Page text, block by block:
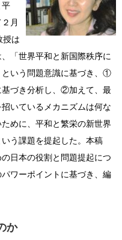
平
月
授は
「世界平和と新国際秩序に
という問題意識に基づき、①
づき分析し、②加えて、最
いているメカニズムは何な
めに、平和と繁栄の新世界
う課題を提起した。本稿
日本の役割と問題提起につ
ワーポイントに基づき、編
か